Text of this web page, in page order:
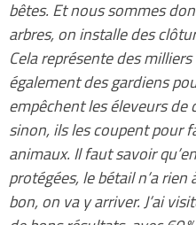
bêtes. Et nous sommes
arbres, on installe des
Cela représente des
également des gardiens
empêchent les éleveurs de
sinon, ils les coupent pour
animaux. Il faut savoir
protégées, le bétail n’a rien
bon, on va y arriver. J’ai